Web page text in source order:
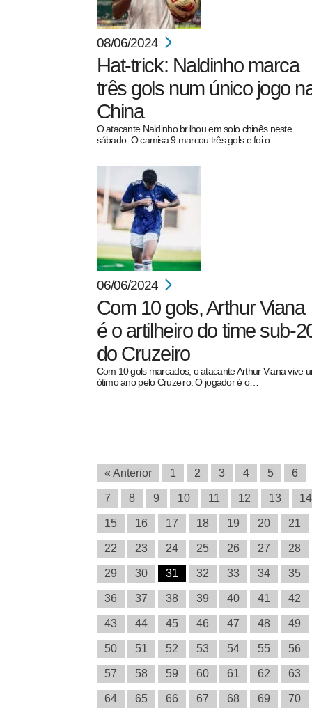
08/06/2024
Hat-trick: Naldinho marca
três gols num único jogo
China
O atacante Naldinho brilhou em solo chinês neste
sábado. O camisa 9 marcou três gols e foi o…
06/06/2024
Com 10 gols, Arthur Viana
é o artilheiro do time sub-
do Cruzeiro
Com 10 gols marcados, o atacante Arthur Viana vive
ótimo ano pelo Cruzeiro. O jogador é o…
« Anterior 1 2 3 4 5 6
7 8 9 10 11 12 13 14
15 16 17 18 19 20 21
22 23 24 25 26 27 28
29 30 31 32 33 34 35
36 37 38 39 40 41 42
43 44 45 46 47 48 49
50 51 52 53 54 55 56
57 58 59 60 61 62 63
64 65 66 67 68 69 70